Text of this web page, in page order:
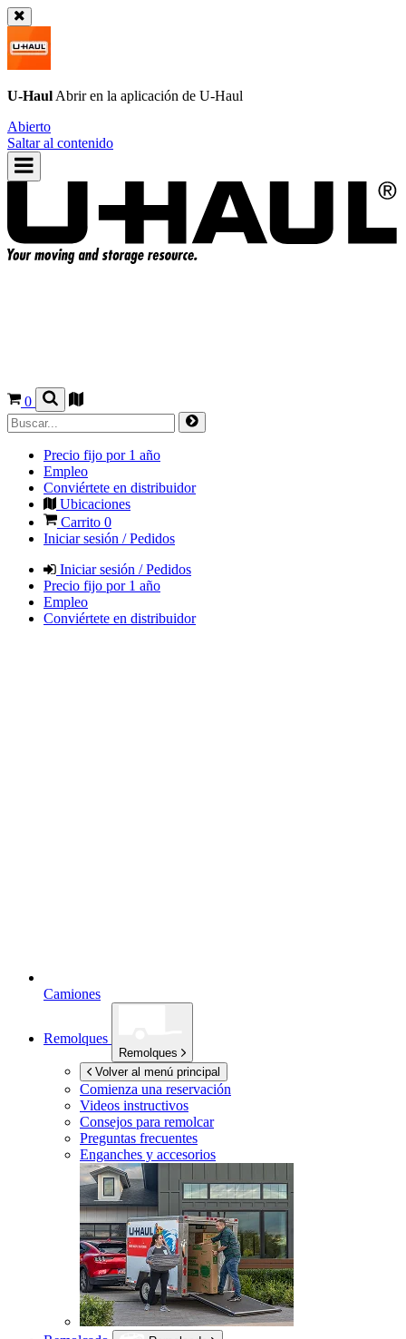
U-Haul Abrir en la aplicación de U-Haul
Abierto
Saltar al contenido
0
Precio fijo por 1 año
Empleo
Conviértete en distribuidor
Ubicaciones
Carrito 0
Iniciar sesión / Pedidos
Iniciar sesión / Pedidos
Precio fijo por 1 año
Empleo
Conviértete en distribuidor
Camiones
Remolques
Remolques
Volver al menú principal
Comienza una reservación
Videos instructivos
Consejos para remolcar
Preguntas frecuentes
Enganches y accesorios